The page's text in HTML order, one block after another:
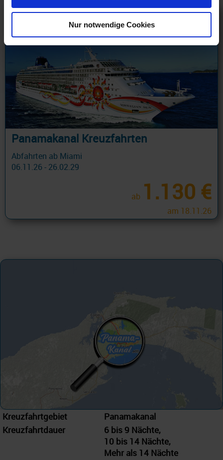
Nur notwendige Cookies
Panamakanal Kreuzfahrten
Abfahrten ab Miami
06.11.26 - 26.02.29
ab 1.130 €
am 18.11.26
Kreuzfahrtgebiet
Panamakanal
Kreuzfahrtdauer
6 bis 9 Nächte,
10 bis 14 Nächte,
Mehr als 14 Nächte